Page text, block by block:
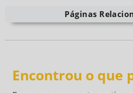
Páginas
Encontrou o que